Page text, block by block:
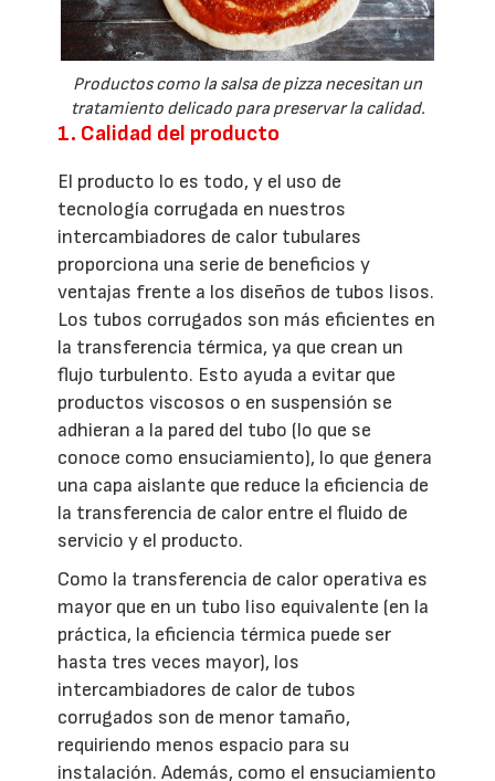
Productos como la salsa de pizza necesitan un
tratamiento delicado para preservar la calidad.
1. Calidad del producto
El producto lo es todo, y el uso de
tecnología corrugada en nuestros
intercambiadores de calor tubulares
proporciona una serie de beneficios y
ventajas frente a los diseños de tubos lisos.
Los tubos corrugados son más eficientes en
la transferencia térmica, ya que crean un
flujo turbulento. Esto ayuda a evitar que
productos viscosos o en suspensión se
adhieran a la pared del tubo (lo que se
conoce como ensuciamiento), lo que genera
una capa aislante que reduce la eficiencia de
la transferencia de calor entre el fluido de
servicio y el producto.
Como la transferencia de calor operativa es
mayor que en un tubo liso equivalente (en la
práctica, la eficiencia térmica puede ser
hasta tres veces mayor), los
intercambiadores de calor de tubos
corrugados son de menor tamaño,
requiriendo menos espacio para su
instalación. Además, como el ensuciamiento